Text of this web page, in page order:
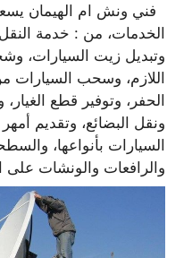
فني ونش ام الهيمان
الخدمات، من : خدمة النقل
وتبديل زيت السيارات،
اللازم، وسحب السيارات
الحفر، وتوفير قطع
ونقل البضائع، وتقديم
السيارات بأنواعها،
والرافعات والونشات على